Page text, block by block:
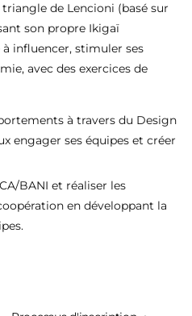
de Lencioni (basé sur
son propre Ikigaï
influencer, stimuler ses
avec des exercices de
à travers du Design
engager ses équipes et créer
BANI et réaliser les
en développant la